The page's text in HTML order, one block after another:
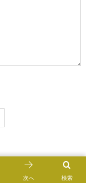
検索
次へ